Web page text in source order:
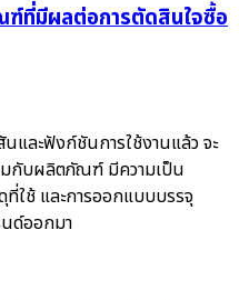
ที่มีผลต่อการตัดสินใจซื้อ
ละฟังก์ชันการใช้งานแล้ว จะ
มกับผลิตภัณฑ์ มีความเป็น
ใช้ และการออกแบบบรรจุ
ด์ออกมา